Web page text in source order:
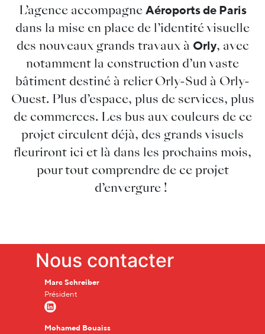
L’agence accompagne Aéroports de Paris
dans la mise en place de l’identité visuelle
des nouveaux grands travaux à Orly, avec
notamment la construction d’un vaste
bâtiment destiné à relier Orly-Sud à Orly-
Ouest. Plus d’espace, plus de services, plus
de commerces. Les bus aux couleurs de ce
projet circulent déjà, des grands visuels
fleuriront ici et là dans les prochains mois,
pour tout comprendre de ce projet
d’envergure !
Nous contacter
Marc Schreiber
Président
Mohamed Bouaiss